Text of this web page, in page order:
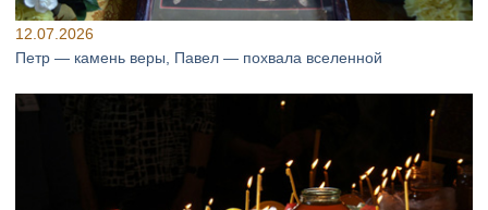
12.07.2026
Петр — камень веры, Павел — похвала вселенной